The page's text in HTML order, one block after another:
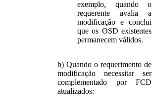
exemplo, quando o
requerente avalia a
modificação e conclui
que os OSD existentes
permanecem válidos.
b) Quando o requerimento de
modificação necessitar ser
complementado por FCD
atualizados: